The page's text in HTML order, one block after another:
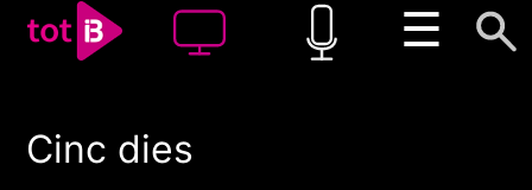
☰
00:00 00:00
Cinc dies